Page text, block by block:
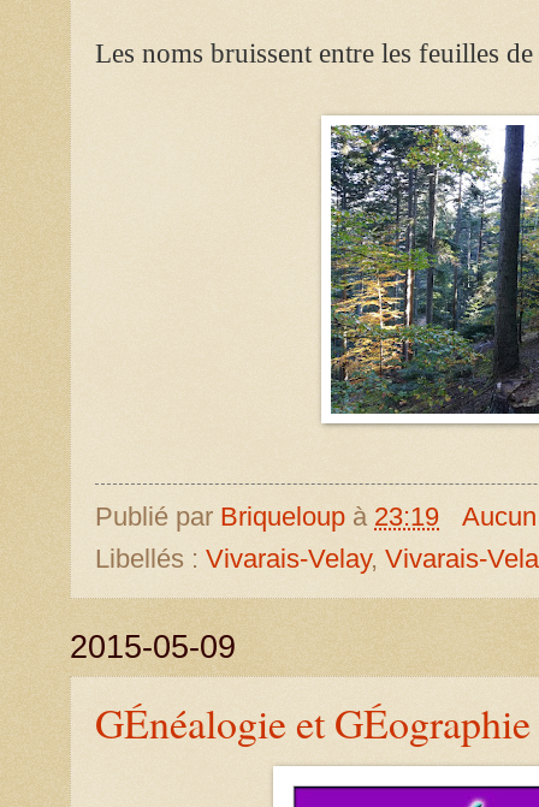
Les noms bruissent entre les feuilles de
Publié par Briqueloup à 23:19
Libellés : Vivarais-Velay, Vivarais-
2015-05-09
GÉnéalogie et GÉographie